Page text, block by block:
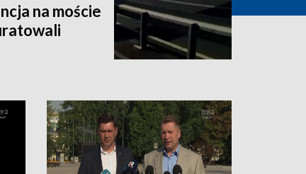
na moście